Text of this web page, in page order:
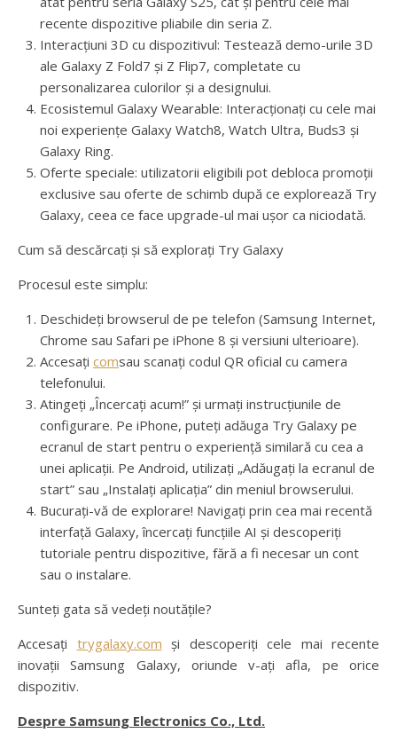
recente dispozitive pliabile din seria Z.
Interacțiuni 3D cu dispozitivul: Testează demo-urile 3D
ale Galaxy Z Fold7 și Z Flip7, completate cu
personalizarea culorilor și a designului.
Ecosistemul Galaxy Wearable: Interacționați cu cele mai
noi experiențe Galaxy Watch8, Watch Ultra, Buds3 și
Galaxy Ring.
Oferte speciale: utilizatorii eligibili pot debloca promoții
exclusive sau oferte de schimb după ce explorează Try
Galaxy, ceea ce face upgrade-ul mai ușor ca niciodată.
Cum să descărcați și să explorați Try Galaxy
Procesul este simplu:
Deschideți browserul de pe telefon (Samsung Internet,
Chrome sau Safari pe iPhone 8 și versiuni ulterioare).
Accesați comsau scanați codul QR oficial cu camera
telefonului.
Atingeți „Încercați acum!” și urmați instrucțiunile de
configurare. Pe iPhone, puteți adăuga Try Galaxy pe
ecranul de start pentru o experiență similară cu cea a
unei aplicații. Pe Android, utilizați „Adăugați la ecranul de
start” sau „Instalați aplicația” din meniul browserului.
Bucurați-vă de explorare! Navigați prin cea mai recentă
interfață Galaxy, încercați funcțiile AI și descoperiți
tutoriale pentru dispozitive, fără a fi necesar un cont
sau o instalare.
Sunteți gata să vedeți noutățile?
Accesați trygalaxy.com și descoperiți cele mai recente
inovații Samsung Galaxy, oriunde v-ați afla, pe orice
dispozitiv.
Despre Samsung Electronics Co., Ltd.